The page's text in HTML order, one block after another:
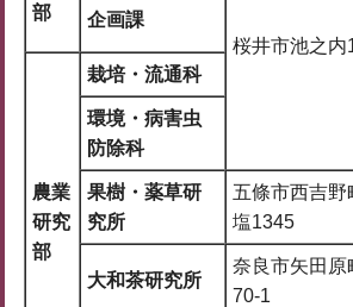
部
桜井市池之内
企画課
農業
研究
部
栽培・流通科
環境・病害虫
防除科
果樹・薬草研
究所
五條市西吉野
塩1345
大和茶研究所
奈良市矢田原
70-1